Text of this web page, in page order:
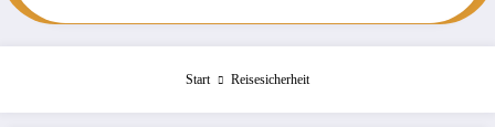
Start Reisesicherheit